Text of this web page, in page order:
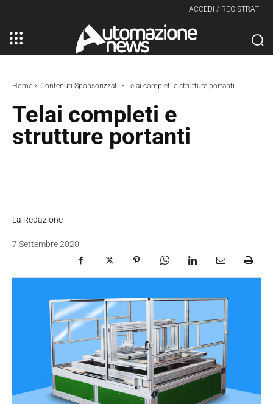
ACCEDI / REGISTRATI
Home Contenuti Sponsorizzati Telai completi e strutture portanti
Telai completi e
strutture portanti
La Redazione
7 Settembre 2020